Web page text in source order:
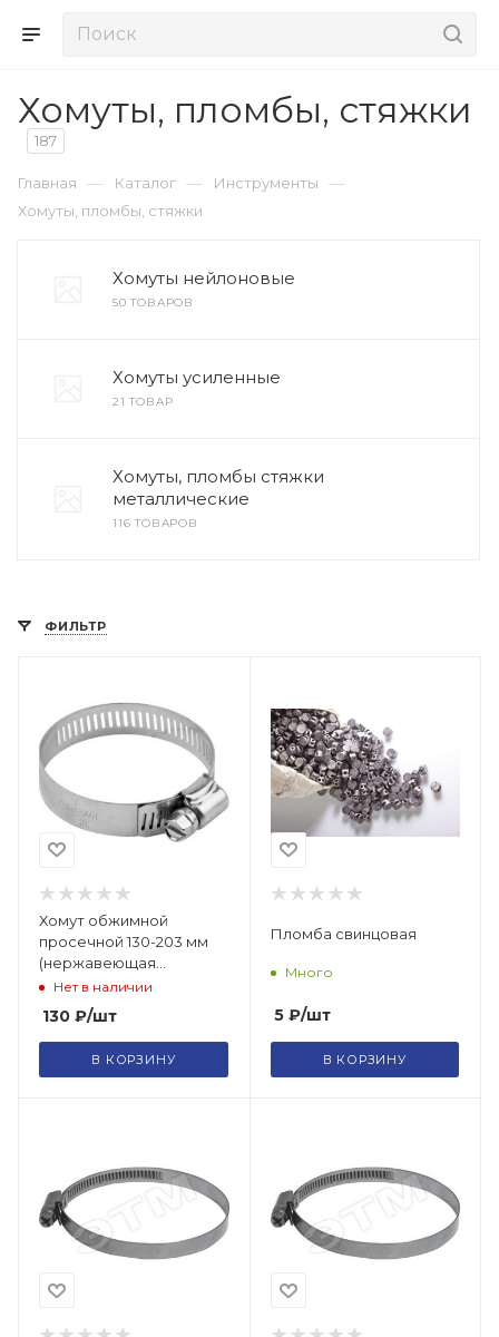
Хомуты, пломбы, стяжки
187
Главная — Каталог — Инструменты —
Хомуты, пломбы, стяжки
Хомуты нейлоновые
50 ТОВАРОВ
Хомуты усиленные
21 ТОВАР
Хомуты, пломбы стяжки
металлические
116 ТОВАРОВ
ФИЛЬТР
Хомут обжимной
просечной 130-203 мм
(нержавеющая
сталь)99319т
Нет в наличии
130 ₽/шт
В КОРЗИНУ
Пломба свинцовая
Много
5₽/шт
В КОРЗИНУ